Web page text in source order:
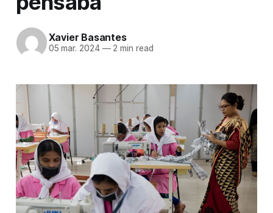
Xavier Basantes
05 mar. 2024 —2 min read